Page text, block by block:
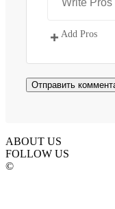
Add Pros
ABOUT US
FOLLOW US
©